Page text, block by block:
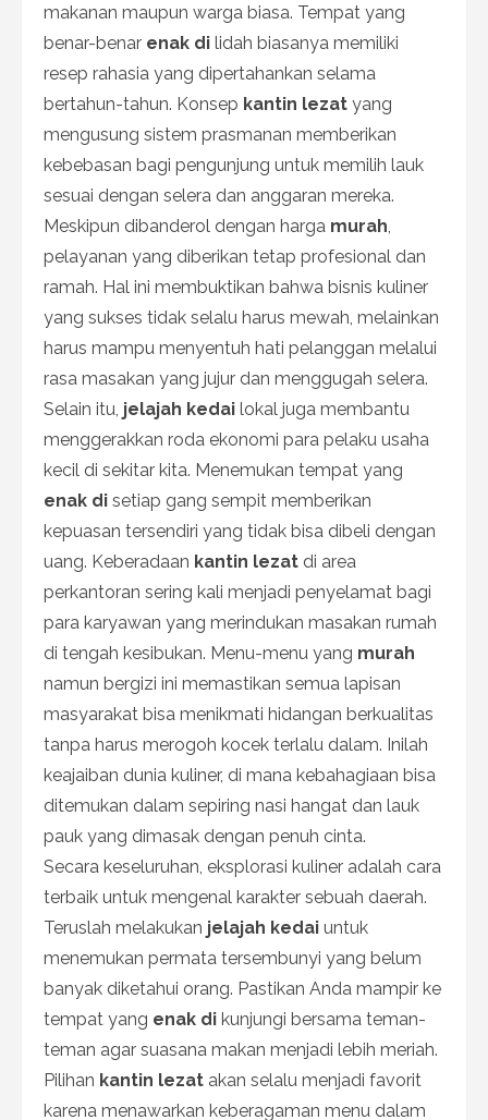
makanan maupun warga biasa. Tempat yang
benar-benar enak di lidah biasanya memiliki
resep rahasia yang dipertahankan selama
bertahun-tahun. Konsep kantin lezat yang
mengusung sistem prasmanan memberikan
kebebasan bagi pengunjung untuk memilih lauk
sesuai dengan selera dan anggaran mereka.
Meskipun dibanderol dengan harga murah
pelayanan yang diberikan tetap profesional dan
ramah. Hal ini membuktikan bahwa bisnis kuliner
yang sukses tidak selalu harus mewah, melainkan
harus mampu menyentuh hati pelanggan melalui
rasa masakan yang jujur dan menggugah selera.
Selain itu, jelajah kedai lokal juga membantu
menggerakkan roda ekonomi para pelaku usaha
kecil di sekitar kita. Menemukan tempat yang
enak di setiap gang sempit memberikan
kepuasan tersendiri yang tidak bisa dibeli dengan
uang. Keberadaan kantin lezat di area
perkantoran sering kali menjadi penyelamat bagi
para karyawan yang merindukan masakan rumah
di tengah kesibukan. Menu-menu yang murah
namun bergizi ini memastikan semua lapisan
masyarakat bisa menikmati hidangan berkualitas
tanpa harus merogoh kocek terlalu dalam. Inilah
keajaiban dunia kuliner, di mana kebahagiaan bisa
ditemukan dalam sepiring nasi hangat dan lauk
pauk yang dimasak dengan penuh cinta.
Secara keseluruhan, eksplorasi kuliner adalah cara
terbaik untuk mengenal karakter sebuah daerah.
Teruslah melakukan jelajah kedai untuk
menemukan permata tersembunyi yang belum
banyak diketahui orang. Pastikan Anda mampir ke
tempat yang enak di kunjungi bersama teman-
teman agar suasana makan menjadi lebih meriah.
Pilihan kantin lezat akan selalu menjadi favorit
karena menawarkan keberagaman menu dalam